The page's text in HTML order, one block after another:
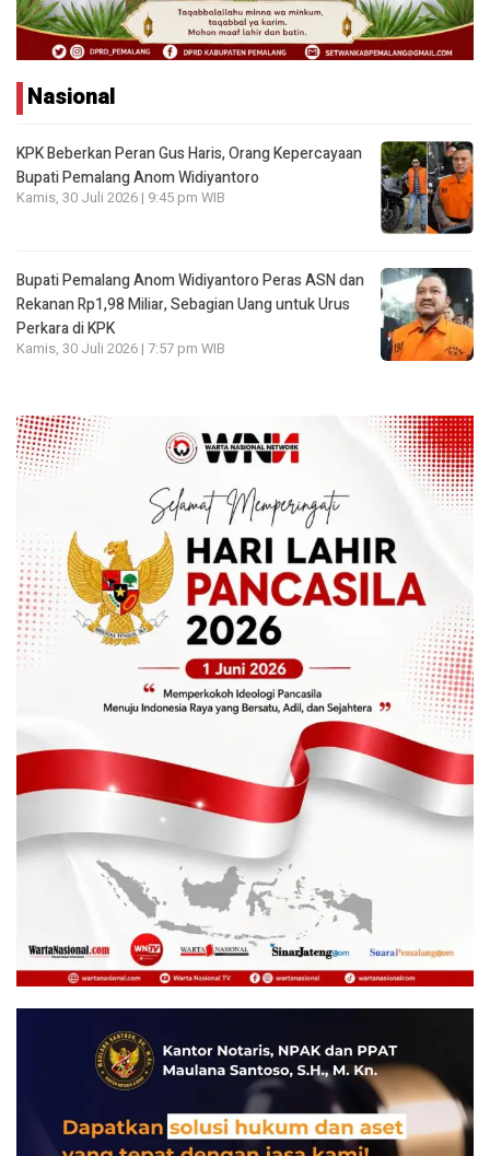
Nasional
KPK Beberkan Peran Gus Haris, Orang Kepercayaan
Bupati Pemalang Anom Widiyantoro
Kamis, 30 Juli 2026 | 9:45 pm WIB
Bupati Pemalang Anom Widiyantoro Peras ASN dan
Rekanan Rp1,98 Miliar, Sebagian Uang untuk Urus
Perkara di KPK
Kamis, 30 Juli 2026 | 7:57 pm WIB